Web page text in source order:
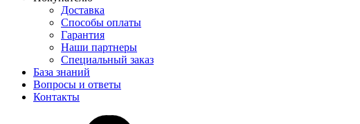
Доставка
Способы оплаты
Гарантия
Наши партнеры
Специальный заказ
База знаний
Вопросы и ответы
Контакты